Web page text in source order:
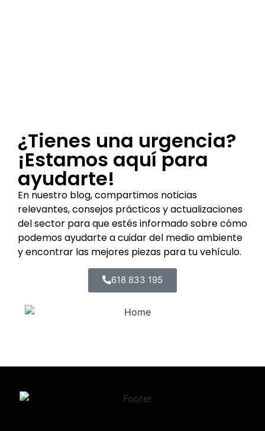
¿Tienes una urgencia?
¡Estamos aquí para
ayudarte!
En nuestro blog, compartimos noticias
relevantes, consejos prácticos y actualizaciones
del sector para que estés informado sobre cómo
podemos ayudarte a cuidar del medio ambiente
y encontrar las mejores piezas para tu vehículo.
618 833 195